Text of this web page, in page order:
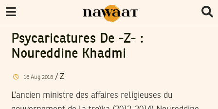
Psycaricatures De -Z- :
Noureddine Khadmi
16 Aug 2018/ Z
L’ancien ministre des affaires religieuses du